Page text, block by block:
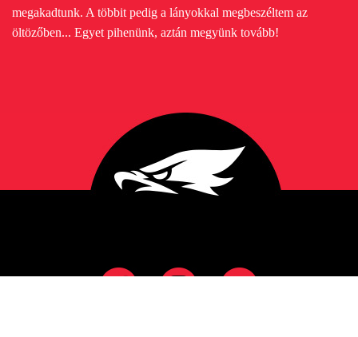
megakadtunk. A többit pedig a lányokkal megbeszéltem az
öltözőben... Egyet pihenünk, aztán megyünk tovább!